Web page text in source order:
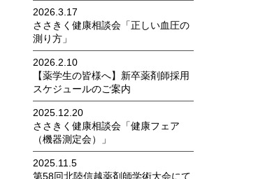
2026.3.17
ささきく健康相談会「正しい血圧の
測り方」
2026.2.10
【薬学生の皆様へ】新卒薬剤師採用
スケジュールのご案内
2025.12.20
ささきく健康相談会「健康フェア
（機器測定会）」
2025.11.5
第58回北陸信越薬剤師学術大会にて